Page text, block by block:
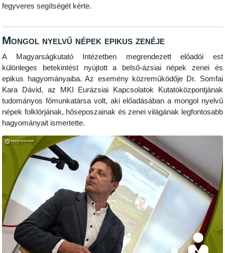
fegyveres segítségét kérte.
Mongol nyelvű népek epikus zenéje
A Magyarságkutató Intézetben megrendezett előadói est
különleges betekintést nyújtott a belső-ázsiai népek zenei és
epikus hagyományaiba. Az esemény közreműködője Dr. Somfai
Kara Dávid, az MKI Eurázsiai Kapcsolatok Kutatóközpontjának
tudományos főmunkatársa volt, aki előadásában a mongol nyelvű
népek folklórjának, hőseposzainak és zenei világának legfontosabb
hagyományait ismertette.